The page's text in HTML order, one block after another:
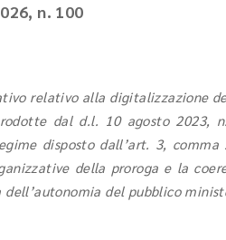
n. 100
relativo alla digitalizzazione
dal d.l. 10 agosto 2023,
disposto dall’art. 3, comma
della proroga e la
del pubblico